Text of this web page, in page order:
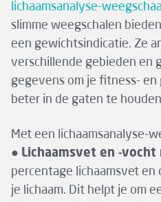
lichaamsanalyse-
slimme weegschalen
een gewichtsindicatie. Ze
verschillende gebieden en
gegevens om je fitness-
beter in de gaten te
Met een lichaamsanalyse-
● Lichaamsvet en -vocht
percentage lichaamsvet
je lichaam. Dit helpt je om